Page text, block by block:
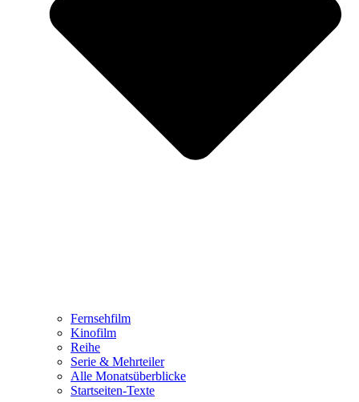
Fernsehfilm
Kinofilm
Reihe
Serie & Mehrteiler
Alle Monatsüberblicke
Startseiten-Texte